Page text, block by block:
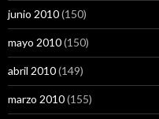
junio 2010(150)
mayo 2010(150)
abril 2010(149)
marzo 2010(155)